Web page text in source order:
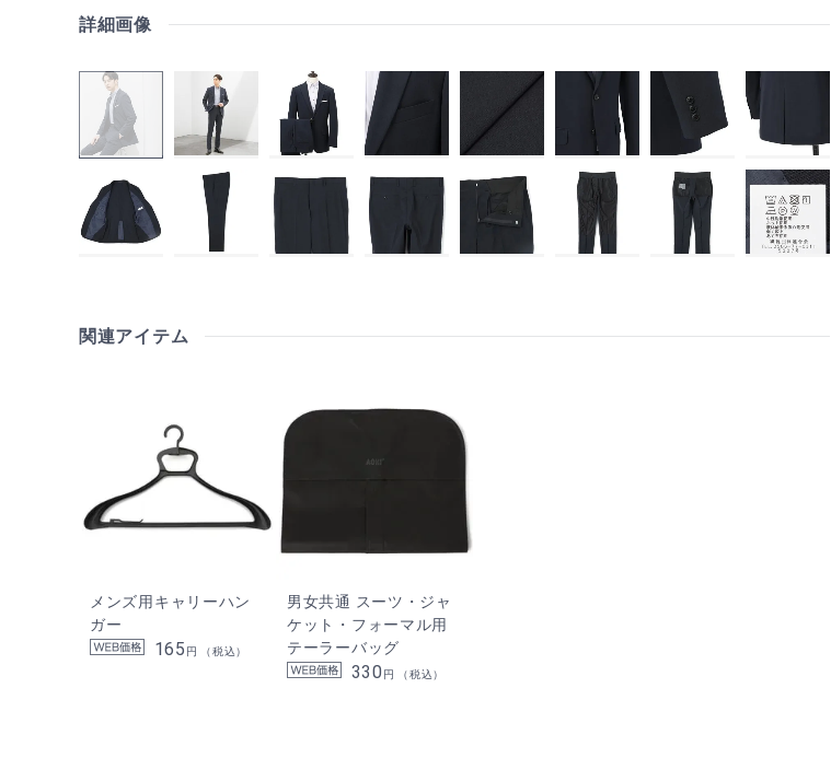
詳細画像
関連アイテム
メンズ用キャリーハン
ガー
165 円 （税込）
男女共通 スーツ・ジャ
ケット・フォーマル用
テーラーバッグ
330 円 （税込）